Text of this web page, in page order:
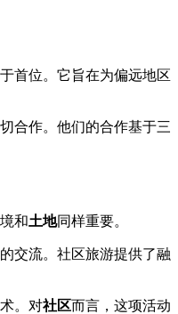
首位。它旨在为偏远地区
合作。他们的合作基于三
和土地同样重要。
交流。社区旅游提供了融
。对社区而言，这项活动